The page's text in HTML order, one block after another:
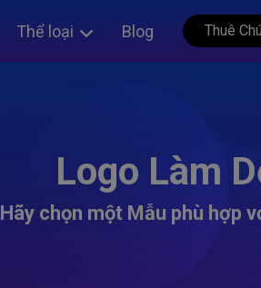
Thể loại Blog Thuê
Logo Làm
Hãy chọn một Mẫu phù hợp